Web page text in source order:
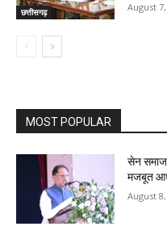
छत्तीसगढ़ August
MOST POPULAR
सेन
मजबूत
August